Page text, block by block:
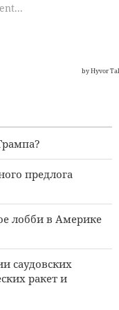
предлога
лобби в Америке
саудовских
ракет и